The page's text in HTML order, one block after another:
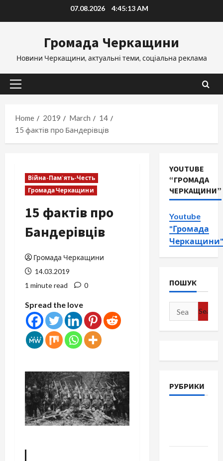
07.08.2026 4:45:14 AM
Громада Черкащини
Новини Черкащини, актуальні теми, соціальна реклама
Primary
Home
2019 March
14
15 фактів про Бандерівців
Війна-Пам`ять-Честь
Громада Черкащини
15 фактів про
Бандерівців
Громада Черкащини
14.03.2019
1 minute read
0
Spread the love
YOUTUBE
“ГРОМАДА
ЧЕРКАЩИНИ”
Youtube
"Громада
Черкащини"
ПОШУК
Search
for:
РУБРИКИ